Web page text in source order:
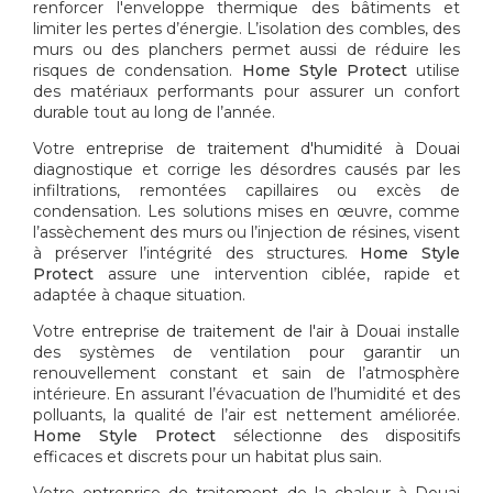
renforcer l'enveloppe thermique des bâtiments et
limiter les pertes d’énergie. L’isolation des combles, des
murs ou des planchers permet aussi de réduire les
risques de condensation. Home Style Protectutilise
des matériaux performants pour assurer un confort
durable tout au long de l’année.
Votre entreprise de traitement d'humidité à Douai
diagnostique et corrige les désordres causés par les
infiltrations, remontées capillaires ou excès de
condensation. Les solutions mises en œuvre, comme
l’assèchement des murs ou l’injection de résines, visent
à préserver l’intégrité des structures. Home Style
Protect assure une intervention ciblée, rapide et
adaptée à chaque situation.
Votre entreprise de traitement de l'air à Douai installe
des systèmes de ventilation pour garantir un
renouvellement constant et sain de l’atmosphère
intérieure. En assurant l’évacuation de l’humidité et des
polluants, la qualité de l’air est nettement améliorée.
Home Style Protect sélectionne des dispositifs
efficaces et discrets pour un habitat plus sain.